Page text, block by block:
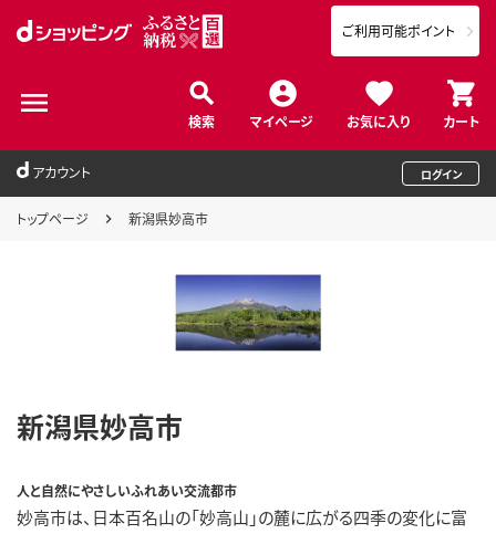
検索 マイページ お気に入り カート
ご利用可能ポイント
アカウント ログイン
トップページ 新潟県妙高市
新潟県妙高市
人と自然にやさしいふれあい交流都市
妙高市は、日本百名山の「妙高山」の麓に広がる四季の変化に富